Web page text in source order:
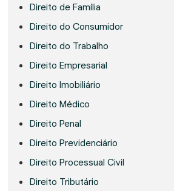
Direito de Família
Direito do Consumidor
Direito do Trabalho
Direito Empresarial
Direito Imobiliário
Direito Médico
Direito Penal
Direito Previdenciário
Direito Processual Civil
Direito Tributário